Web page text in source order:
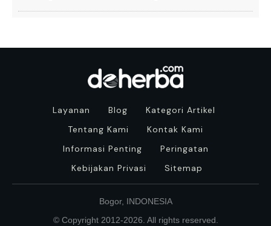
Layanan Blog
Kategori Artikel
Tentang Kami
Kontak Kami
Informasi Penting
Peringatan
Kebijakan Privasi
Sitemap
Bogor, INDONESIA
© Copyright 2012-2026. All rights reserved.